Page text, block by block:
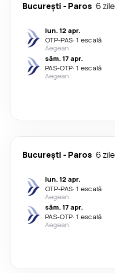
București - Paros 6 zile
lun. 12 apr.
OTP-PAS· 1 escală
Aegean
sâm. 17 apr.
PAS-OTP· 1 escală
Aegean
București - Paros 6 zile
lun. 12 apr.
OTP-PAS· 1 escală
Aegean
sâm. 17 apr.
PAS-OTP· 1 escală
Aegean